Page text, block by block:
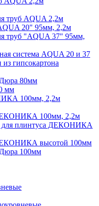
труб AQUA 2,2м
20" 95мм, 2,2м
труб "AQUA 37" 95мм,
система AQUA 20 и 37
гипсокартона
80мм
мм
100мм, 2,2м
100мм, 2,2м
для плинтуса ДЕКОНИКА
высотой 100мм
100мм